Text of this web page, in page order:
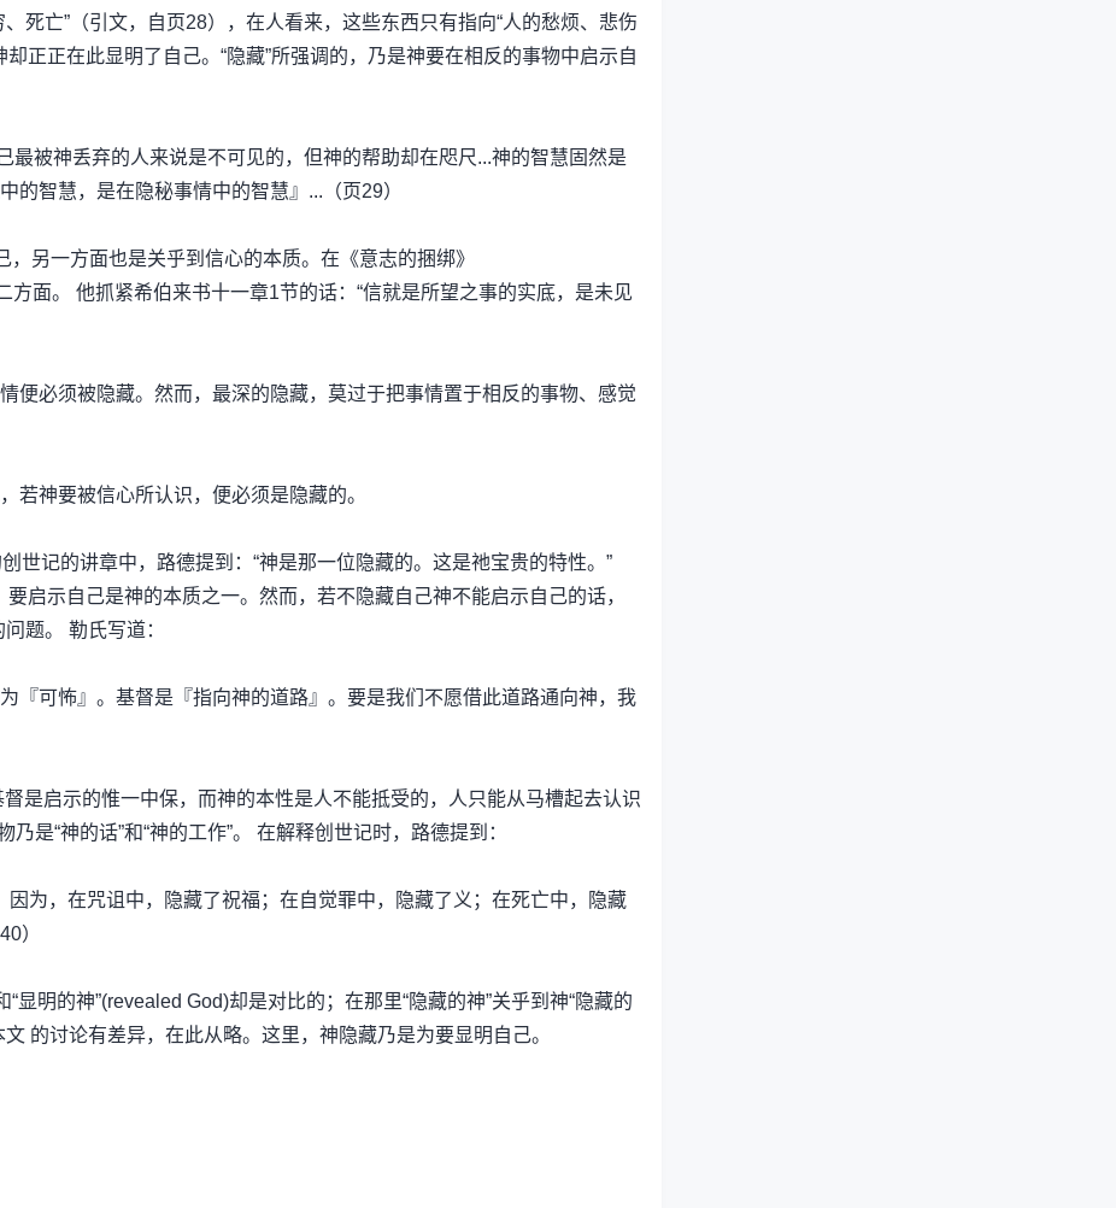
死亡”（引文，自页28），在人看来，这些东西只有指向“人的愁烦、悲伤
正正在此显明了自己。“隐藏”所强调的，乃是神要在相反的事物中启示自
最被神丢弃的人来说是不可见的，但神的帮助却在咫尺...神的智慧固然是
的智慧，是在隐秘事情中的智慧』...（页29）
另一方面也是关乎到信心的本质。在《意志的捆绑》
方面。 他抓紧希伯来书十一章1节的话：“信就是所望之事的实底，是未见
便必须被隐藏。然而，最深的隐藏，莫过于把事情置于相反的事物、感觉
神要被信心所认识，便必须是隐藏的。
世记的讲章中，路德提到：“神是那一位隐藏的。这是祂宝贵的特性。”
启示自己是神的本质之一。然而，若不隐藏自己神不能启示自己的话，
题。 勒氏写道：
『可怖』。基督是『指向神的道路』。要是我们不愿借此道路通向神，我
是启示的惟一中保，而神的本性是人不能抵受的，人只能从马槽起去认识
是“神的话”和“神的工作”。 在解释创世记时，路德提到：
为，在咒诅中，隐藏了祝福；在自觉罪中，隐藏了义；在死亡中，隐藏
）
明的神”(revealed God)却是对比的；在那里“隐藏的神”关乎到神“隐藏的
的讨论有差异，在此从略。这里，神隐藏乃是为要显明自己。